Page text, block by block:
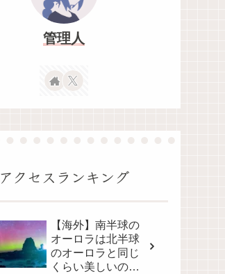
管理人
アクセスランキング
【海外】南半球の
オーロラは北半球
のオーロラと同じ
くらい美しいの